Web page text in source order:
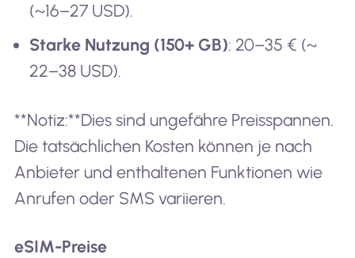
(~16–27 USD).
Starke Nutzung (150+ GB): 20–35 € (~
22–38 USD).
**Notiz:**Dies sind ungefähre Preisspannen.
Die tatsächlichen Kosten können je nach
Anbieter und enthaltenen Funktionen wie
Anrufen oder SMS variieren.
eSIM-Preise